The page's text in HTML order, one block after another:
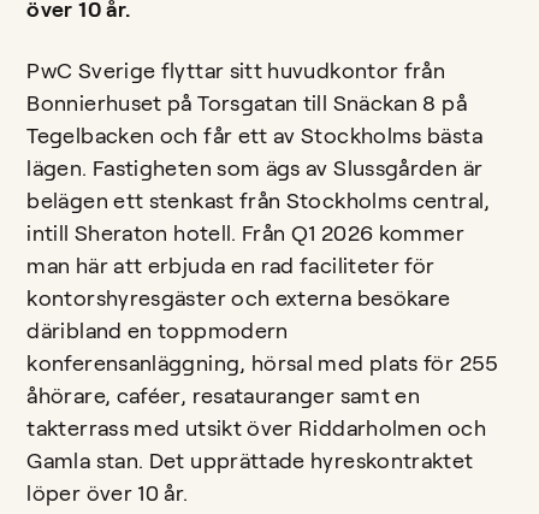
över 10 år.
PwC Sverige flyttar sitt huvudkontor från
Bonnierhuset på Torsgatan till Snäckan 8 på
Tegelbacken och får ett av Stockholms bästa
lägen. Fastigheten som ägs av Slussgården är
belägen ett stenkast från Stockholms central,
intill Sheraton hotell. Från Q1 2026 kommer
man här att erbjuda en rad faciliteter för
kontorshyresgäster och externa besökare
däribland en toppmodern
konferensanläggning, hörsal med plats för 255
åhörare, caféer, resatauranger samt en
takterrass med utsikt över Riddarholmen och
Gamla stan. Det upprättade hyreskontraktet
löper över 10 år.